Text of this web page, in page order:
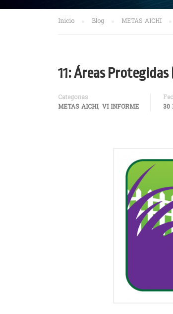
Inicio Blog METAS AICHI
11: Áreas
Categorías
METAS AICHI, VI INFORME
30